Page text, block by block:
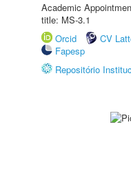
Academic
title: MS-3.1
Orcid
CV
Fapesp
Repositório